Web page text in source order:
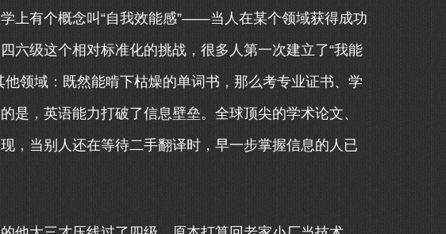
上有个概念叫“自我效能感”——当人在某个领域获得成功
六级这个相对标准化的挑战，很多人第一次建立了“我能
领域：既然能啃下枯燥的单词书，那么考专业证书、学
是，英语能力打破了信息壁垒。全球顶尖的学术论文、
，当别人还在等待二手翻译时，早一步掌握信息的人已